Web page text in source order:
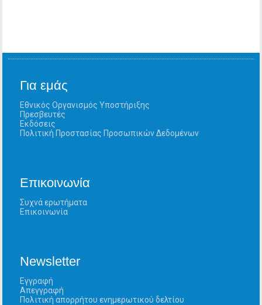
Για εμάς
Εθνικός Οργανισμός Υποστήριξης
Πρεσβευτές
Εκδόσεις
Πολιτική Προστασίας Προσωπικών Δεδομένων
Επικοινωνία
Συχνά ερωτήματα
Επικοινωνία
Newsletter
Εγγραφή
Απεγγραφή
Πολιτική απορρήτου ενημερωτικού δελτίου